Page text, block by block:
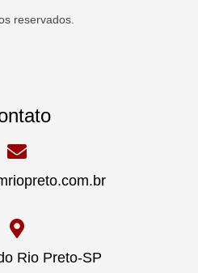
reservados.
Rio Preto-SP